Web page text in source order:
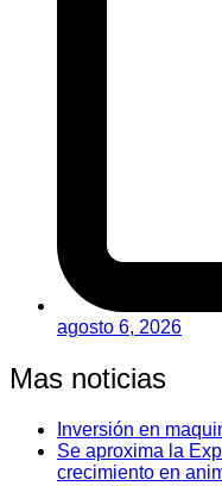
agosto 6, 2026
Mas noticias
Inversión en
Se aproxima la
crecimiento en